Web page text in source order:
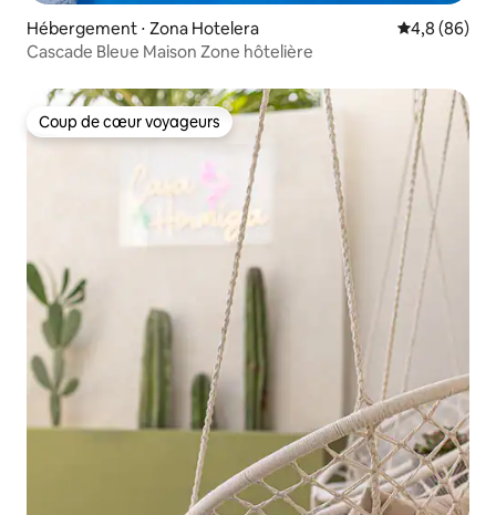
Hébergement ⋅ Zona Hotelera Évaluation
4,8 (86)
Cascade Bleue Maison Zone hôtelière
Coup de cœur voyageurs
Coup de cœur voyageurs